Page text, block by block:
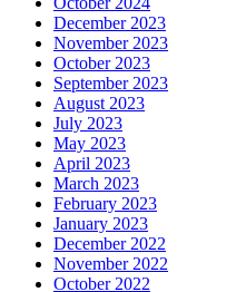
December 2023
November 2023
October 2023
September 2023
August 2023
July 2023
May 2023
April 2023
March 2023
February 2023
January 2023
December 2022
November 2022
October 2022